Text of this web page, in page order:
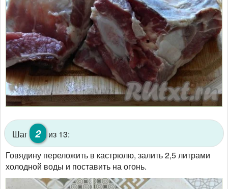
Шаг 2
из 13:
Говядину переложить в кастрюлю, залить 2,5 литрами
холодной воды и поставить на огонь.